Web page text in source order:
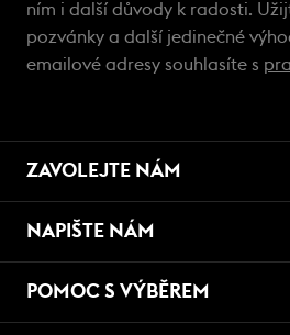
ním i další důvody k radosti.
pozvánky a další jedinečné
emailové adresy souhlasíte s
ZAVOLEJTE NÁM
NAPIŠTE NÁM
POMOC S VÝBĚREM